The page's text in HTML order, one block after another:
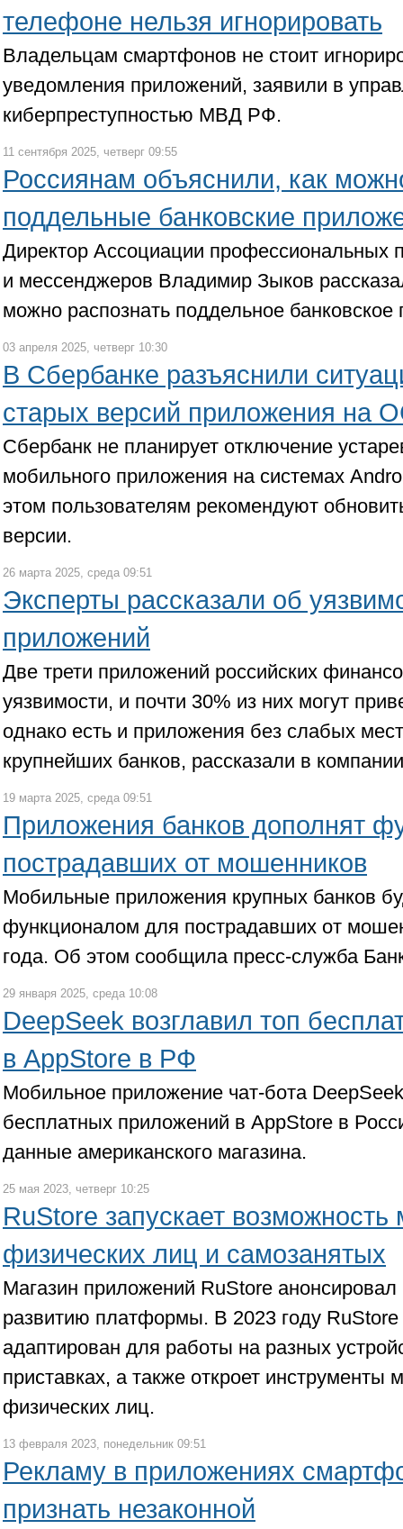
телефоне нельзя игнорировать
Владельцам смартфонов не стоит
уведомления приложений, заявили в
киберпреступностью МВД РФ.
11 сентября 2025, четверг 09:55
Россиянам объяснили, как
поддельные банковские
Директор Ассоциации профессиональных
и мессенджеров Владимир Зыков
можно распознать поддельное
03 апреля 2025, четверг 10:30
В Сбербанке разъяснили
старых версий приложения на
Сбербанк не планирует отключение
мобильного приложения на системах
этом пользователям рекомендуют
версии.
26 марта 2025, среда 09:51
Эксперты рассказали об
приложений
Две трети приложений российских
уязвимости, и почти 30% из них могут
однако есть и приложения без слабых
крупнейших банков, рассказали в
19 марта 2025, среда 09:51
Приложения банков дополнят
пострадавших от мошенников
Мобильные приложения крупных банков
функционалом для пострадавших от
года. Об этом сообщила пресс-служба
29 января 2025, среда 10:08
DeepSeek возглавил топ
в AppStore в РФ
Мобильное приложение чат-бота
бесплатных приложений в AppStore в
данные американского магазина.
25 мая 2023, четверг 10:25
RuStore запускает
физических лиц и самозанятых
Магазин приложений RuStore
развитию платформы. В 2023 году RuStore
адаптирован для работы на разных
приставках, а также откроет инструменты
физических лиц.
13 февраля 2023, понедельник 09:51
Рекламу в приложениях
признать незаконной